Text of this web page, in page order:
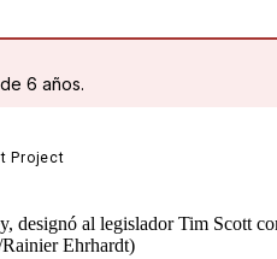
6 años.